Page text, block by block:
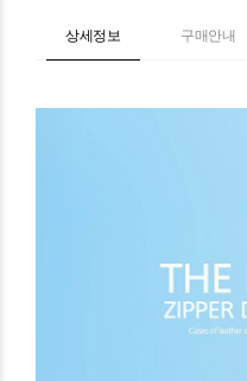
상세정보 구매안내